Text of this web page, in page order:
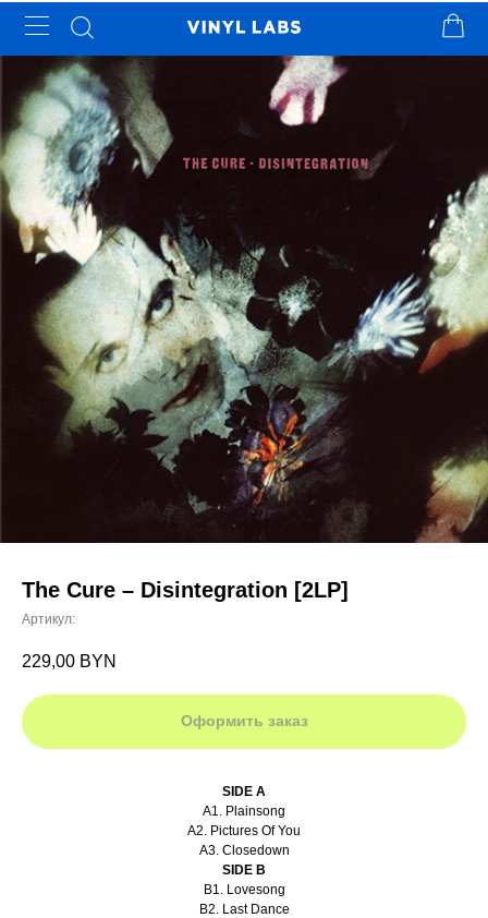
The Cure ‎– Disintegration [2LP]
Артикул:
229,00 BYN
Оформить заказ
SIDE A
A1. Plainsong
A2. Pictures Of You
A3. Closedown
SIDE B
B1. Lovesong
B2. Last Dance